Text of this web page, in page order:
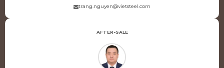
trang.nguyen@vietsteel.com
AFTER-SALE